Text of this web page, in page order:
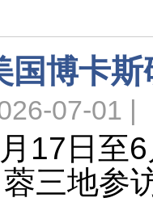
国博卡
07-01 |
17日至
三地参